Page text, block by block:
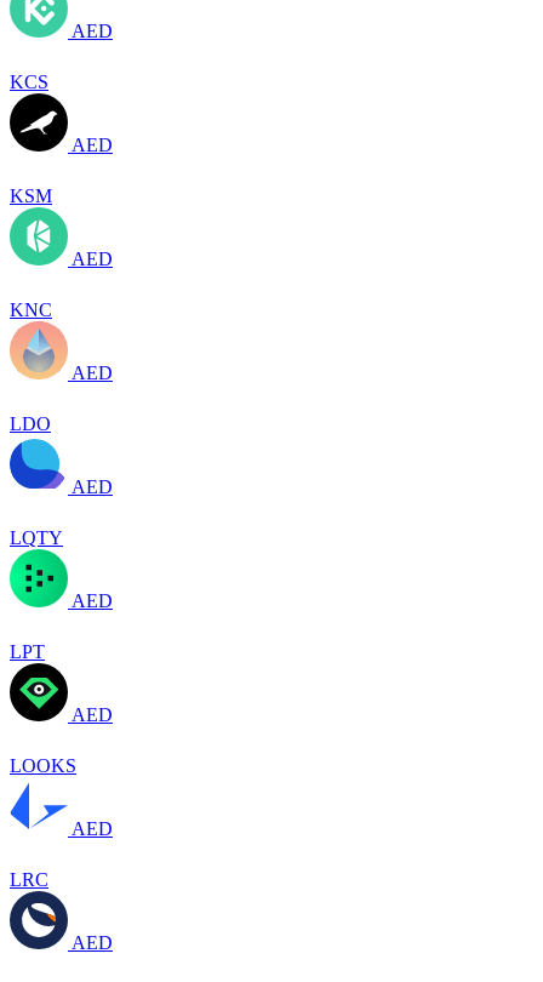
AED
KCS
AED
KSM
AED
KNC
AED
LDO
AED
LQTY
AED
LPT
AED
LOOKS
AED
LRC
AED